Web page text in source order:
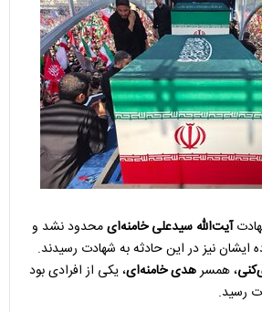
آیت‌الله سیدعلی خامنه‌ایمحدود نشد و
ایشان نیز در این حادثه به شهادت رسیدند.
، همسرهدی خامنه‌ای، یکی از افرادی بود
رسید.